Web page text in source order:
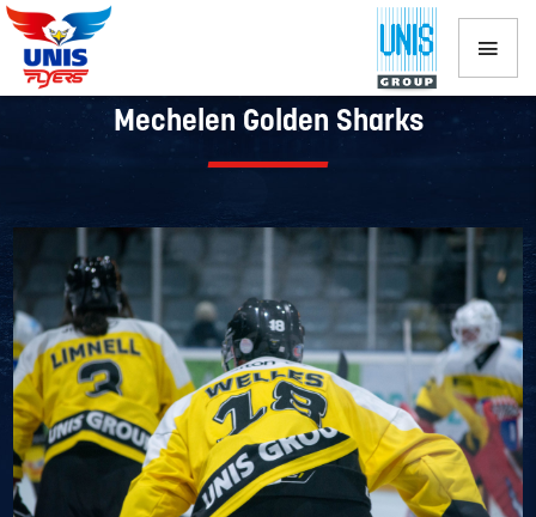
UNIS Flyers vanavond op bezoek bij
Mechelen Golden Sharks